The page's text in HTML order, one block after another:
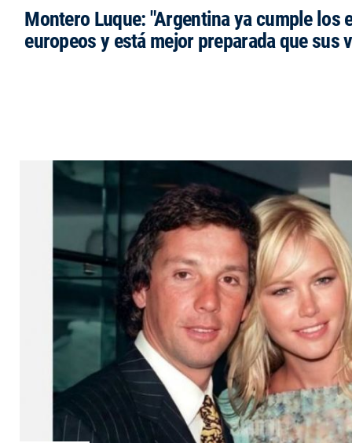
Montero Luque: "Argentina ya cumple los
europeos y está mejor preparada que sus